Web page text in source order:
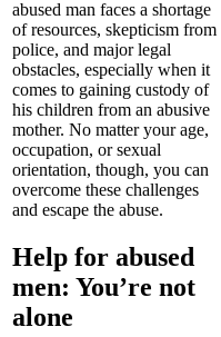
abused man faces a shortage
of resources, skepticism from
police, and major legal
obstacles, especially when it
comes to gaining custody of
his children from an abusive
mother. No matter your age,
occupation, or sexual
orientation, though, you can
overcome these challenges
and escape the abuse.
Help for abused
men: You’re not
alone